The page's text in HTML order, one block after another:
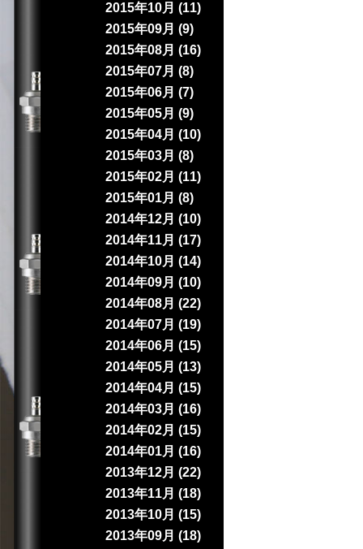
2015年10月 (11)
2015年09月 (9)
2015年08月 (16)
2015年07月 (8)
2015年06月 (7)
2015年05月 (9)
2015年04月 (10)
2015年03月 (8)
2015年02月 (11)
2015年01月 (8)
2014年12月 (10)
2014年11月 (17)
2014年10月 (14)
2014年09月 (10)
2014年08月 (22)
2014年07月 (19)
2014年06月 (15)
2014年05月 (13)
2014年04月 (15)
2014年03月 (16)
2014年02月 (15)
2014年01月 (16)
2013年12月 (22)
2013年11月 (18)
2013年10月 (15)
2013年09月 (18)